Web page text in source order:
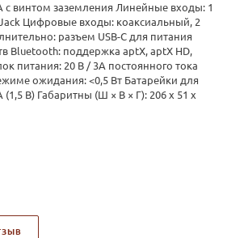
с винтом заземления Линейные входы: 1
Jack Цифровые входы: коаксиальный, 2
разъем USB-C для питания
Bluetooth: поддержка aptX, aptX HD,
питания: 20 В / 3A постоянного тока
ожидания: <0,5 Вт Батарейки для
(1,5 В) Габаритны (Ш × В × Г): 206 x 51 x